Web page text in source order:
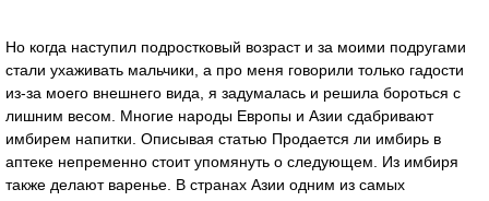
Но когда наступил подростковый возраст и за моими подругами
стали ухаживать мальчики, а про меня говорили только гадости
из-за моего внешнего вида, я задумалась и решила бороться с
лишним весом. Многие народы Европы и Азии сдабривают
имбирем напитки. Описывая статью Продается ли имбирь в
аптеке непременно стоит упомянуть о следующем. Из имбиря
также делают варенье. В странах Азии одним из самых